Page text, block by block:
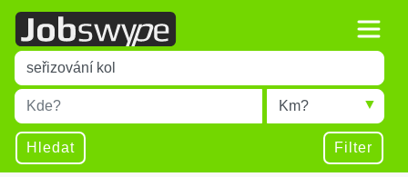
Title
Type 1 or more characters for results.
Místo
Type 1 or more characters for results.
Radius
Hledat Filter